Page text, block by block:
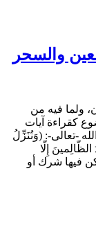
والسحر
ولما فيه من
كقراءة آيات
-تعالى-: (وَنُنَزِّلُ
إِلّا
يكن فيها شرك أو